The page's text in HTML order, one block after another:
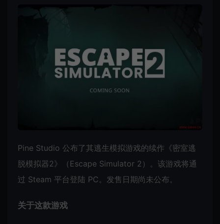
Pine Studio 公布了其逃生模拟游戏的续作《密室逃
脱模拟器2》（Escape Simulator 2）。该游戏将通
过 Steam 平台登陆 PC。发售日期尚未公布。
关于这款游戏